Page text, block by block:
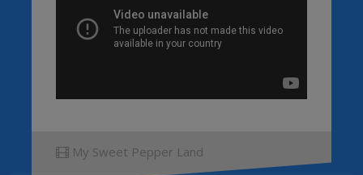
My Sweet Pepper Land